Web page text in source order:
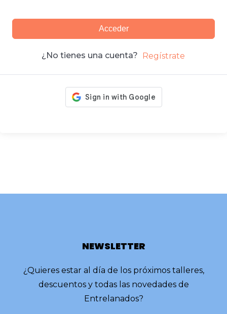
Acceder
¿No tienes una cuenta? Regístrate
NEWSLETTER
¿Quieres estar al día de los próximos talleres,
descuentos y todas las novedades de
Entrelanados?